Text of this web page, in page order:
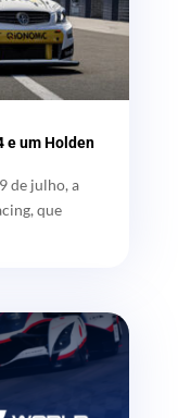
e um Holden
de julho, a
que